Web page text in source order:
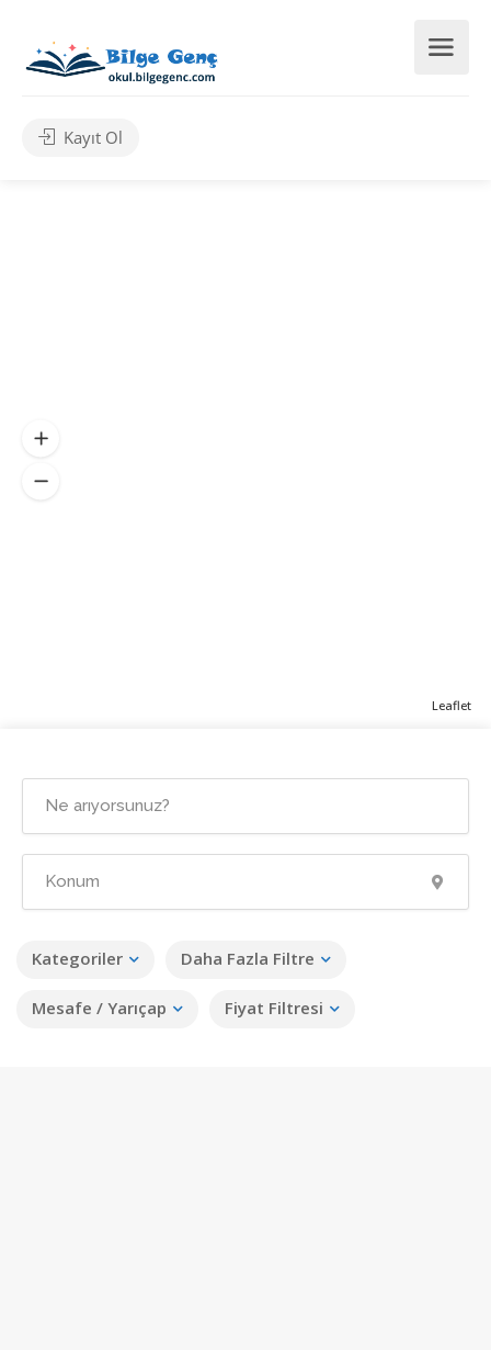
Kayıt Ol
Kategoriler Daha Fazla Filtre
Mesafe / Yarıçap Fiyat Filtresi
Leaflet